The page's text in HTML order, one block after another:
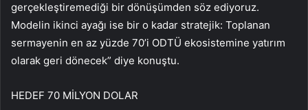
gerçekleştiremediği bir dönüşümden söz ediyoruz.
Modelin ikinci ayağı ise bir o kadar stratejik: Toplanan
sermayenin en az yüzde 70’i ODTÜ ekosistemine yatırım
olarak geri dönecek” diye konuştu.
HEDEF 70 MİLYON DOLAR